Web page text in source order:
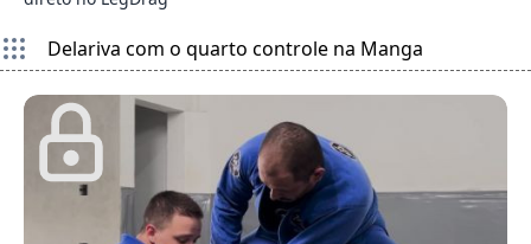
Delariva com o quarto controle na Manga